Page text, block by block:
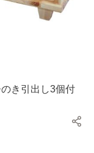
き引出し3個付